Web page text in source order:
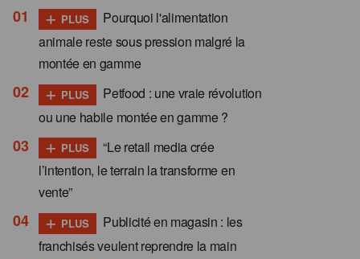
+ PLUS
Pourquoi l'alimentation
animale reste sous pression malgré la
montée en gamme
+ PLUS
Petfood : une vraie révolution
ou une habile montée en gamme ?
+ PLUS
“Le retail media crée
l’intention, le terrain la transforme en
vente”
+ PLUS
Publicité en magasin : les
franchisés veulent reprendre la main